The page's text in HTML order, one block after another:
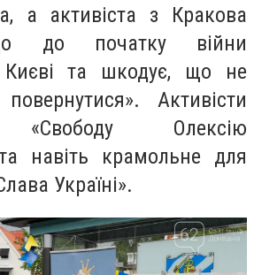
а активіста з Кракова
до початку війни
Києві та шкодує, що не
Активісти
«Свободу Олексію
навіть крамольне для
Україні».